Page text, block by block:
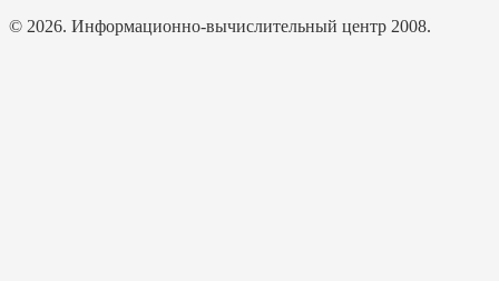
© 2026. Информационно-вычислительный центр 2008.